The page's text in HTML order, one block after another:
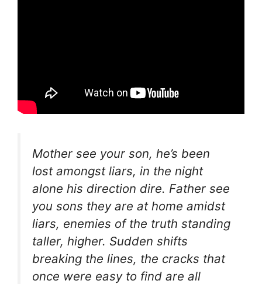
Mother see your son, he’s been
lost amongst liars, in the night
alone his direction dire. Father see
you sons they are at home amidst
liars, enemies of the truth standing
taller, higher. Sudden shifts
breaking the lines, the cracks that
once were easy to find are all